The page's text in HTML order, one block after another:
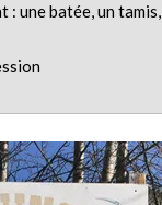
une batée, un